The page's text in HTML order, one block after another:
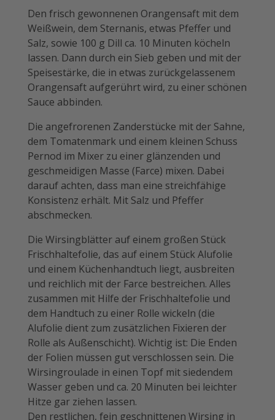
Den frisch gewonnenen Orangensaft mit dem
Weißwein, dem Stern­anis, etwas ­Pfeffer und
Salz, sowie 100 g Dill ca. 10 Minuten köcheln
lassen. Dann durch ein Sieb geben und mit der
Speisestärke, die in etwas zurückgelassenem
Orangensaft aufgerührt wird, zu einer schönen
Sauce abbinden.
Die angefrorenen Zanderstücke mit der Sahne,
dem Tomatenmark und einem kleinen Schuss
Pernod im Mixer zu einer glänzenden und
geschmeidigen Masse (Farce) mixen. Dabei
darauf achten, dass man eine streichfähige
Konsistenz erhält. Mit Salz und Pfeffer
abschmecken.
Die Wirsingblätter auf einem großen Stück
Frischhaltefolie, das auf einem Stück Alufolie
und einem Küchenhandtuch liegt, ausbreiten
und reichlich mit der Farce bestreichen. Alles
zusammen mit Hilfe der Frischhaltefolie und
dem Handtuch zu einer Rolle ­wickeln (die
Alufolie dient zum zusätzlichen ­Fixieren der
Rolle als Außenschicht). Wichtig ist: Die Enden
der Folien müssen gut verschlossen sein. Die
Wirsingroulade in einen Topf mit siedendem
Wasser geben und ca. 20 Minuten bei leichter
Hitze gar ziehen lassen.
Den restlichen, fein geschnittenen Wirsing in